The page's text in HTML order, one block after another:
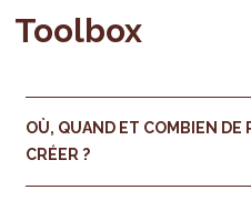
Toolbox
OÙ, QUAND ET COMBIEN DE
CRÉER ?